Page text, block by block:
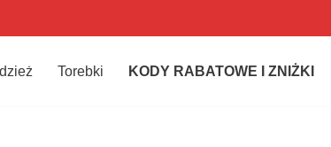
Torebki KODY RABATOWE I ZNIŻKI